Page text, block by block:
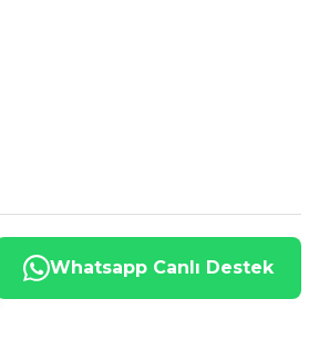
Whatsapp Canlı Destek